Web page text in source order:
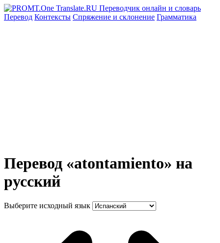
Перевод Контексты Спряжение и склонение Грамматика
Перевод «atontamiento» на
русский
Выберите исходный язык